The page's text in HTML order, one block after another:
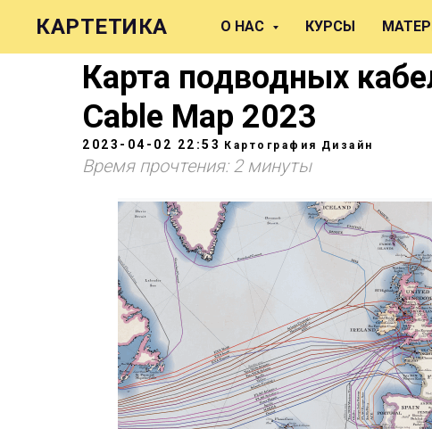
КАРТЕТИКА О НАС КУРСЫ
Карта подводных
Cable Map 2023
2023-04-02 22:53 Картография Дизайн
Время прочтения: 2 минуты